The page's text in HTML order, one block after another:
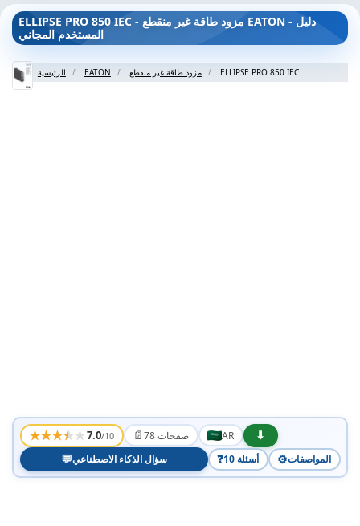
ELLIPSE PRO 850 IEC - مزود طاقة غير منقطع EATON - دليل
المستخدم المجاني
الرئيسية EATON مزود طاقة غير منقطع ELLIPSE PRO 850 IEC
★★★★★7.0/10 📄 78 صفحات AR
⬇
💬سؤال الذكاء الاصطناعي ❓ 10 أسئلة ⚙️المواصفات